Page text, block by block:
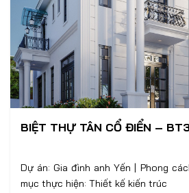
BIỆT THỰ TÂN CỔ ĐIỂN –
Dự án: Gia đình anh Yến | Phong
mục thực hiện: Thiết kế kiến trúc